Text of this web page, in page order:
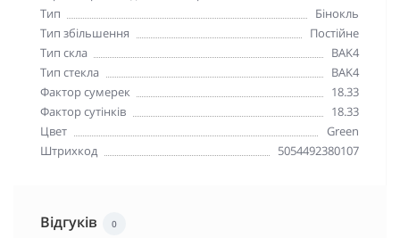
Тип
Бінокль
Тип збільшення
Постійне
Тип скла
BAK4
Тип стекла
BAK4
Фактор сумерек
18.33
Фактор сутінків
18.33
Цвет
Green
Штрихкод
5054492380107
Відгуків 0